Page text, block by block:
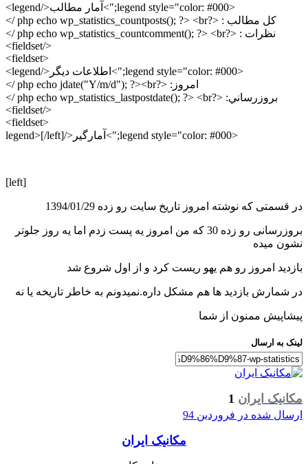
<legend style="color: #000;">آمار مطالب</legend>
کل مطالب : <?php echo wp_statistics_countposts(); ?> <br />
نظرات : <?php echo wp_statistics_countcomment(); ?> <br />
</fieldset>
<fieldset>
<legend style="color: #000;">اطلاعات دیگر</legend>
امروز: <?php echo jdate("Y/m/d"); ?><br />
بروزرساني: <?php echo wp_statistics_lastpostdate(); ?> <br />
</fieldset>
<fieldset>
<legend style="color: #000;">آمارگیر</legend>[/left]
[left]
در قسمتی که نوشته امروز تاریخ سایت رو زده 1394/01/29
بروزرسانی رو زده 30 که من امروز یه پست زدم اما یه روز جلوتر
نشون میده
بازدید امروز رو هم یهو ریست کرد و از اول شروع شد
در شمارش بازدید ها هم مشکل داره.نمیدونم به خاطر تاریخه یا نه
پیشاپیش ممنون از شما
لینک به ارسال
مکانیک ایران 1
ارسال شده در فروردین 94
مکانیک ایران